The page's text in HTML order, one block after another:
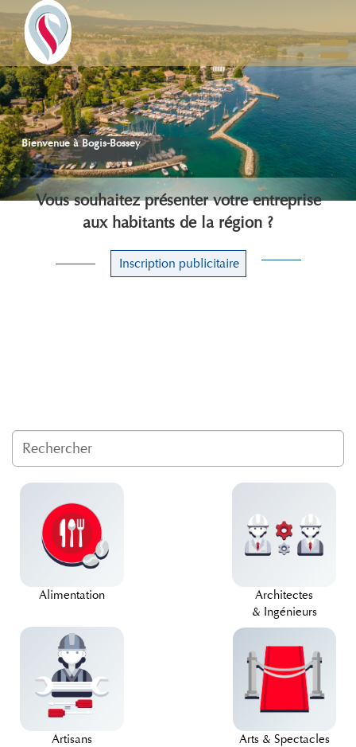
Bienvenue à Bogis-Bossey
Vous souhaitez présenter votre entreprise
aux habitants de la région ?
Inscription publicitaire
Alimentation
Architectes
& Ingénieurs
Artisans Arts & Spectacles